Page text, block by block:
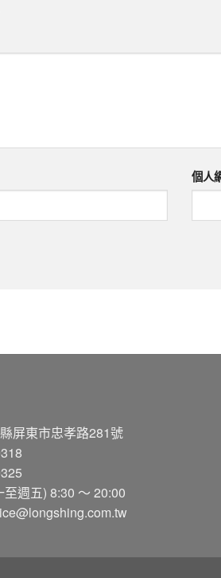
個人
屏東市忠孝路281號
週五) 8:30 ～ 20:00